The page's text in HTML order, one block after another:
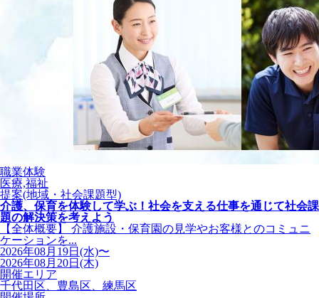
職業体験
医療,福祉
提案(地域・社会課題型)
介護、保育を体験して学ぶ！社会を支える仕事を通じて社会課
題の解決策を考えよう
【全体概要】 介護施設・保育園の見学やお客様とのコミュニ
ケーションを...
2026年08月19日(水)〜
2026年08月20日(木)
開催エリア
千代田区、豊島区、練馬区